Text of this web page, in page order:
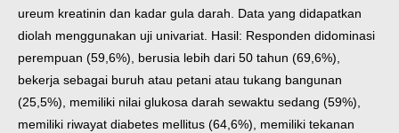
ureum kreatinin dan kadar gula darah. Data yang didapatkan
diolah menggunakan uji univariat. Hasil: Responden didominasi
perempuan (59,6%), berusia lebih dari 50 tahun (69,6%),
bekerja sebagai buruh atau petani atau tukang bangunan
(25,5%), memiliki nilai glukosa darah sewaktu sedang (59%),
memiliki riwayat diabetes mellitus (64,6%), memiliki tekanan